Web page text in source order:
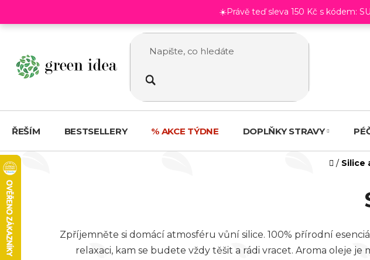
☀️Právě teď sleva 150 Kč s kódem:
ŘEŠÍM BESTSELLERY % AKCE TÝDNE DOPLŇKY STRAVY
Domů
/ Silice
Zpříjemněte si domácí atmosféru vůní silice. 100% přírodní
relaxaci, kam se budete vždy těšit a rádi vracet. Aroma oleje